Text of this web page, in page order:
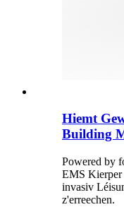
Hiemt
Building
Powered by
EMS Kierper
invasiv
z'erreechen.